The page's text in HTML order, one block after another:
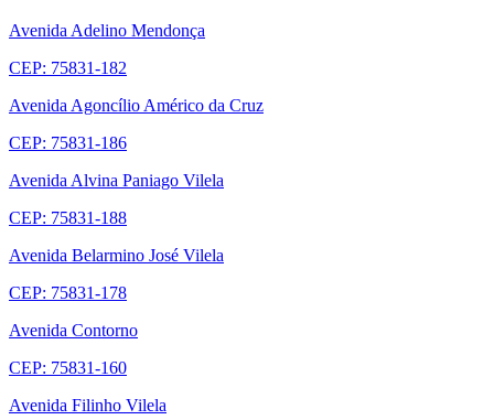
Avenida Adelino Mendonça
CEP: 75831-182
Avenida Agoncílio Américo da Cruz
CEP: 75831-186
Avenida Alvina Paniago Vilela
CEP: 75831-188
Avenida Belarmino José Vilela
CEP: 75831-178
Avenida Contorno
CEP: 75831-160
Avenida Filinho Vilela